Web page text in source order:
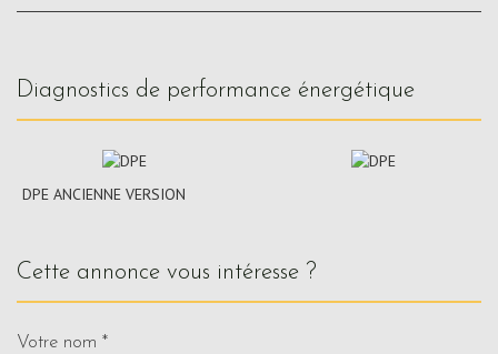
diagnostics de performance énergétique
DPE ANCIENNE VERSION
cette annonce vous intéresse ?
Votre nom *